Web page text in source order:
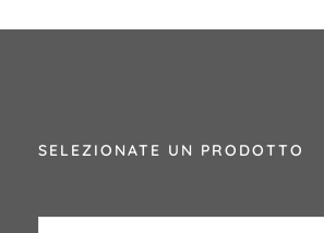
SELEZIONATE UN PRODOTTO